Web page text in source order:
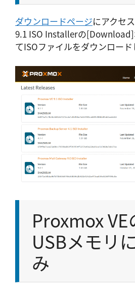
ダウンロードページにアクセ
9.1 ISO Installerの
てISOファイルをダウンロード
Proxmox VE
USBメモリ
み